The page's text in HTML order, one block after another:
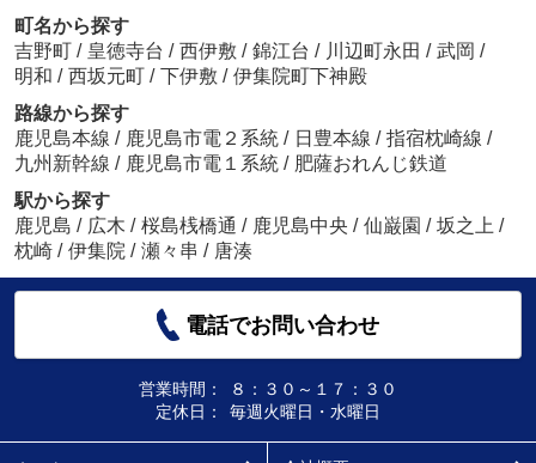
町名から探す
吉野町 / 皇徳寺台 / 西伊敷 / 錦江台 / 川辺町永田 / 武岡 /
明和 / 西坂元町 / 下伊敷 / 伊集院町下神殿
路線から探す
鹿児島本線 / 鹿児島市電２系統 / 日豊本線 / 指宿枕崎線 /
九州新幹線 / 鹿児島市電１系統 / 肥薩おれんじ鉄道
駅から探す
鹿児島 / 広木 / 桜島桟橋通 / 鹿児島中央 / 仙巌園 / 坂之上 /
枕崎 / 伊集院 / 瀬々串 / 唐湊
電話でお問い合わせ
営業時間：
８：３０～１７：３０
定休日：
毎週火曜日・水曜日